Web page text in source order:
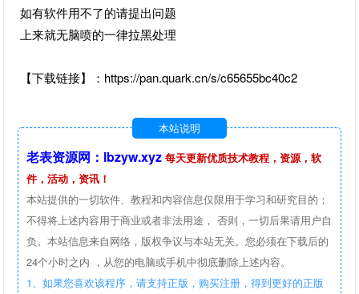
如有软件用不了的请提出问题
上来就无脑喷的一律拉黑处理
【下载链接】：https://pan.quark.cn/s/c65655bc40c2
本站说明
老表资源网：lbzyw.xyz 每天更新优质技术教程，资源，软
件，活动，资讯！
本站提供的一切软件、教程和内容信息仅限用于学习和研究目的；
不得将上述内容用于商业或者非法用途， 否则，一切后果请用户自
负。本站信息来自网络，版权争议与本站无关。您必须在下载后的
24个小时之内 ，从您的电脑或手机中彻底删除上述内容。
1、如果您喜欢该程序，请支持正版，购买注册，得到更好的正版